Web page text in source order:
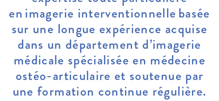
en imagerie interventionnelle basée
sur une longue expérience acquise
dans un département d’imagerie
médicale spécialisée en médecine
ostéo-articulaire et soutenue par
une formation continue régulière.